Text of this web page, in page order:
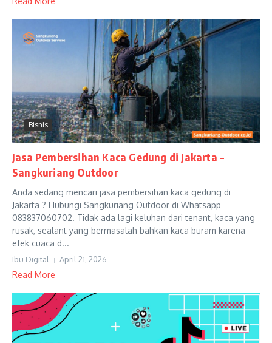
Bisnis
Jasa Pembersihan Kaca Gedung di Jakarta –
Sangkuriang Outdoor
Anda sedang mencari jasa pembersihan kaca gedung di
Jakarta ? Hubungi Sangkuriang Outdoor di Whatsapp
083837060702. Tidak ada lagi keluhan dari tenant, kaca yang
rusak, sealant yang bermasalah bahkan kaca buram karena
efek cuaca d...
Ibu Digital April 21, 2026
Read More